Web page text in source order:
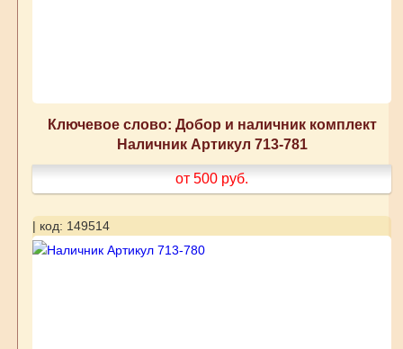
Ключевое слово: Добор и наличник комплект
Наличник Артикул 713-781
от 500 руб.
| код: 149514